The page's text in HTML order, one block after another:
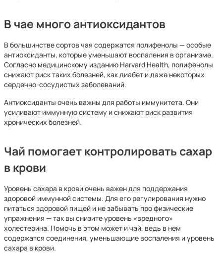
В чае много антиоксидантов
В большинстве сортов чая содержатся полифенолы — особые
антиоксиданты, которые уменьшают воспаления в организме.
Согласно медицинскому изданию Harvard Health, полифенолы
снижают риск таких болезней, как диабет и даже некоторых
сердечно-сосудистых заболеваний.
Антиоксиданты очень важны для работы иммунитета. Они
усиливают иммунную систему и снижают риск развития
хронических болезней.
Чай помогает контролировать сахар
в крови
Уровень сахара в крови очень важен для поддержания
здоровой иммунной системы. Для его регулирования нужно
питаться здоровой пищей и не забывать про физические
упражнения — так вы снизите уровень «вредного»
холестерина. Помочь в этом может и чай, ведь в нем
содержатся соединения, уменьшающие воспаления и уровень
сахара в крови.